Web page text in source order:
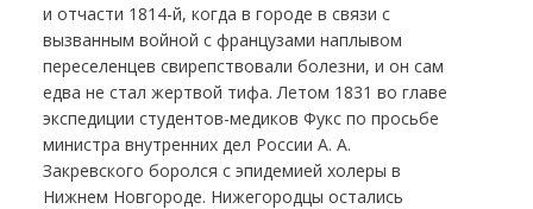
и отчасти 1814-й, когда в городе в связи с
вызванным войной с французами наплывом
переселенцев свирепствовали болезни, и он сам
едва не стал жертвой тифа. Летом 1831 во главе
экспедиции студентов-медиков Фукс по просьбе
министра внутренних дел России А. А.
Закревского боролся с эпидемией холеры в
Нижнем Новгороде. Нижегородцы остались